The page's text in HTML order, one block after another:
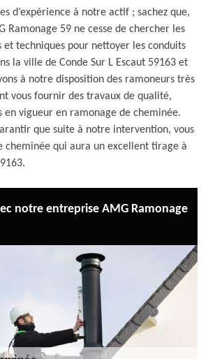
d’expérience à notre actif ; sachez que,
Ramonage 59 ne cesse de chercher les
et techniques pour nettoyer les conduits
la ville de Conde Sur L Escaut 59163 et
à notre disposition des ramoneurs très
vous fournir des travaux de qualité,
en vigueur en ramonage de cheminée.
que suite à notre intervention, vous
cheminée qui aura un excellent tirage à
notre entreprise AMG Ramonage